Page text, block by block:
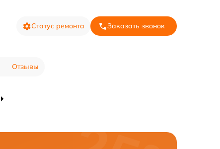
Статус ремонта Заказать звонок
Отзывы